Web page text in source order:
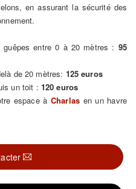
en assurant la sécurité des
entre 0 à 20 mètres : 95
de 20 mètres: 125 euros
un toit : 120 euros
espace àCharlas en un havre